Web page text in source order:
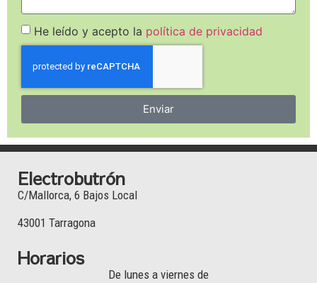
He leído y acepto la política de privacidad
Enviar
Electrobutrón
C/Mallorca, 6 Bajos Local
43001 Tarragona
Horarios
De lunes a viernes de